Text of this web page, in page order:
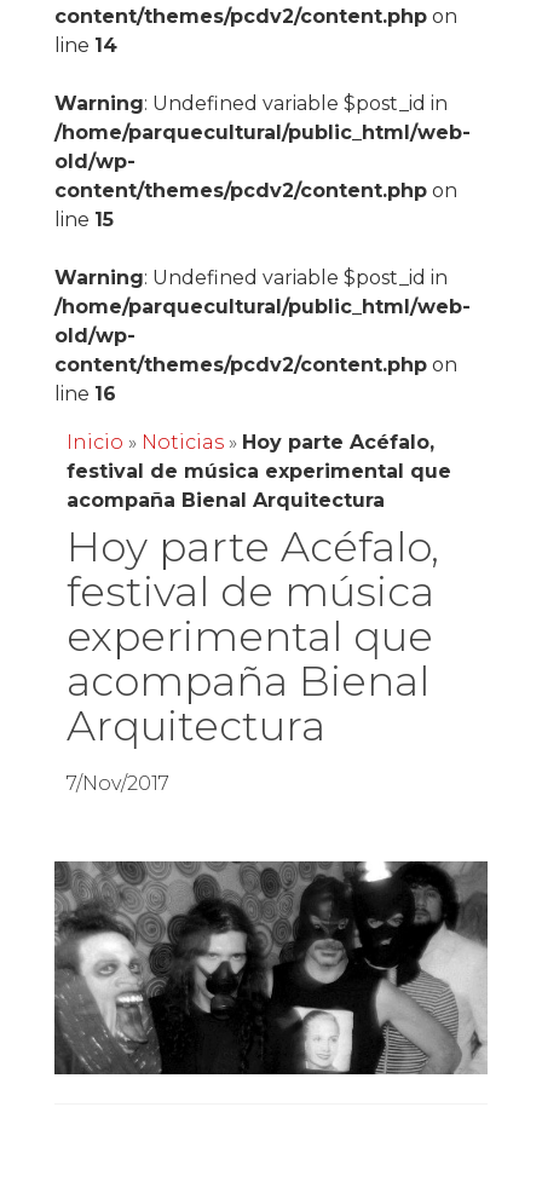
content/themes/pcdv2/content.phpon
line 14
Warning: Undefined variable $post_id in
/home/parquecultural/public_html/web-
old/wp-
content/themes/pcdv2/content.phpon
line 15
Warning: Undefined variable $post_id in
/home/parquecultural/public_html/web-
old/wp-
content/themes/pcdv2/content.phpon
line 16
Inicio » Noticias» Hoy parte Acéfalo,
festival de música experimental que
acompaña Bienal Arquitectura
Hoy parte Acéfalo,
festival de música
experimental que
acompaña Bienal
Arquitectura
7/Nov/2017